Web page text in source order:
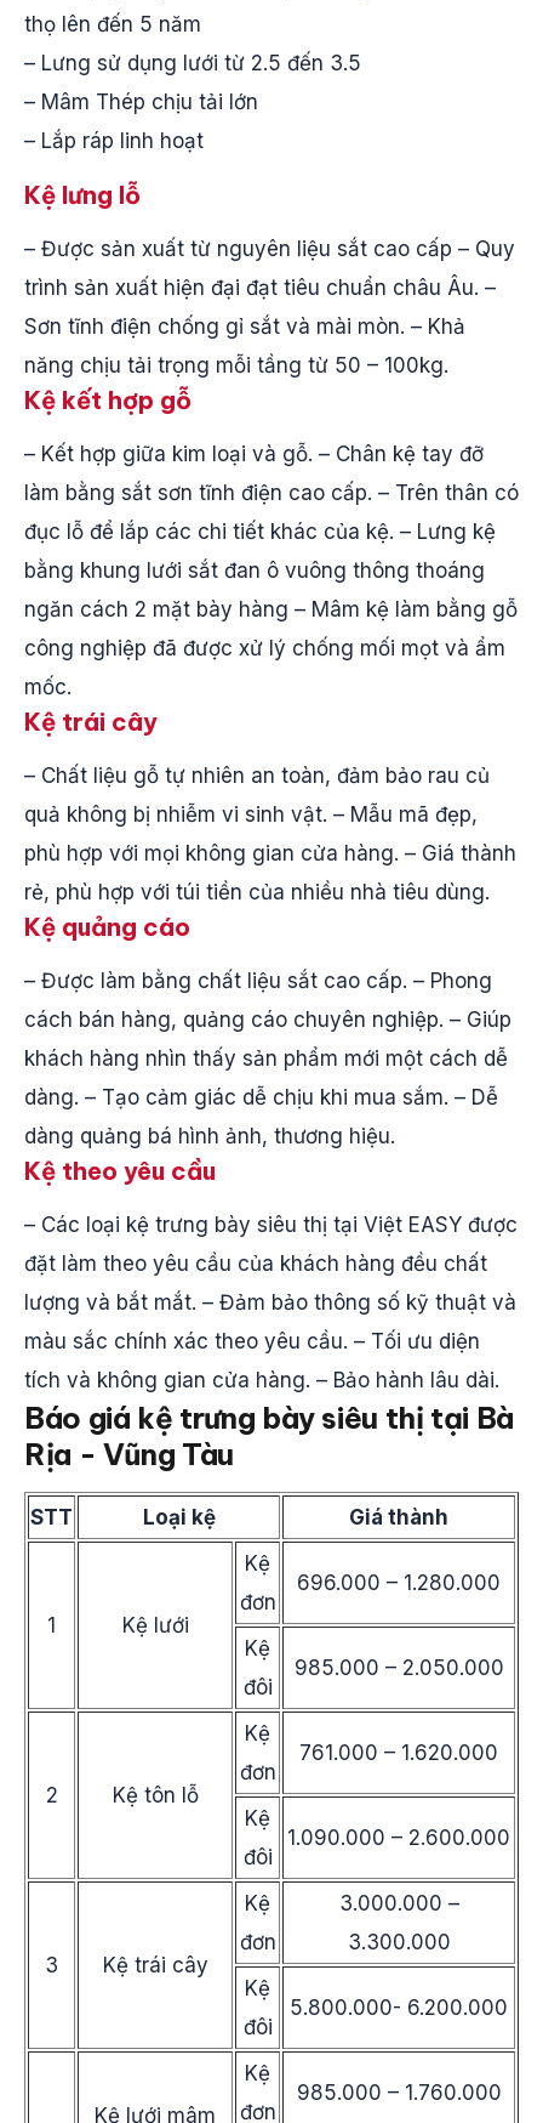
thọ lên đến 5 năm
– Lưng sử dụng lưới từ 2.5 đến 3.5
– Mâm Thép chịu tải lớn
– Lắp ráp linh hoạt
Kệ lưng lỗ
– Được sản xuất từ nguyên liệu sắt cao cấp – Quy
trình sản xuất hiện đại đạt tiêu chuẩn châu Âu. –
Sơn tĩnh điện chống gỉ sắt và mài mòn. – Khả
năng chịu tải trọng mỗi tầng từ 50 – 100kg.
Kệ kết hợp gỗ
– Kết hợp giữa kim loại và gỗ. – Chân kệ tay đỡ
làm bằng sắt sơn tĩnh điện cao cấp. – Trên thân có
đục lỗ để lắp các chi tiết khác của kệ. – Lưng kệ
bằng khung lưới sắt đan ô vuông thông thoáng
ngăn cách 2 mặt bày hàng – Mâm kệ làm bằng gỗ
công nghiệp đã được xử lý chống mối mọt và ẩm
mốc.
Kệ trái cây
– Chất liệu gỗ tự nhiên an toàn, đảm bảo rau củ
quả không bị nhiễm vi sinh vật. – Mẫu mã đẹp,
phù hợp với mọi không gian cửa hàng. – Giá thành
rẻ, phù hợp với túi tiền của nhiều nhà tiêu dùng.
Kệ quảng cáo
– Được làm bằng chất liệu sắt cao cấp. – Phong
cách bán hàng, quảng cáo chuyên nghiệp. – Giúp
khách hàng nhìn thấy sản phẩm mới một cách dễ
dàng. – Tạo cảm giác dễ chịu khi mua sắm. – Dễ
dàng quảng bá hình ảnh, thương hiệu.
Kệ theo yêu cầu
– Các loại kệ trưng bày siêu thị tại Việt EASY được
đặt làm theo yêu cầu của khách hàng đều chất
lượng và bắt mắt. – Đảm bảo thông số kỹ thuật và
màu sắc chính xác theo yêu cầu. – Tối ưu diện
tích và không gian cửa hàng. – Bảo hành lâu dài.
Báo giá kệ trưng bày siêu thị tại Bà
Rịa - Vũng Tàu
STT Loại kệ Giá thành
1 Kệ lưới
Kệ
đơn
696.000 – 1.280.000
Kệ
đôi
985.000 – 2.050.000
2 Kệ tôn lỗ
Kệ
đơn
761.000 – 1.620.000
Kệ
đôi
1.090.000 – 2.600.000
3 Kệ trái cây
Kệ
đơn
3.000.000 –
3.300.000
Kệ
đôi
5.800.000- 6.200.000
Kệ lưới mâm
Kệ
đơn
985.000 – 1.760.000